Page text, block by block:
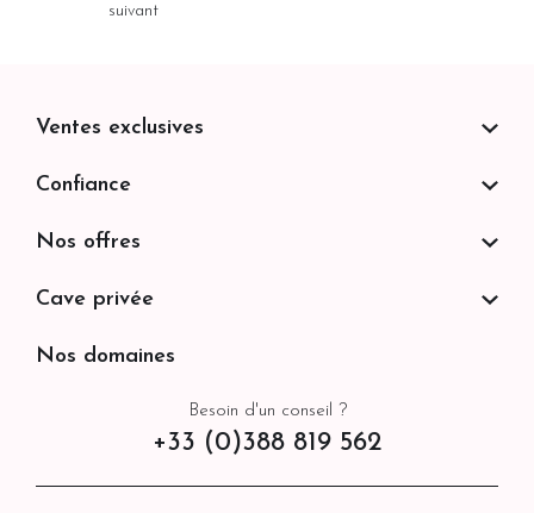
suivant
Besoin d'un conseil ?
+33 (0)388 819 562
Ventes exclusives
Confiance
Nos offres
Cave privée
Nos domaines